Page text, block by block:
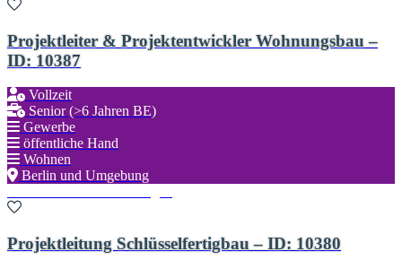
Projektleiter & Projektentwickler Wohnungsbau –
ID: 10387
Vollzeit
Senior (>6 Jahren BE)
Gewerbe
öffentliche Hand
Wohnen
Berlin und Umgebung
Projektleitung Schlüsselfertigbau – ID: 10380